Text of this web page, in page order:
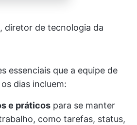
diretor de tecnologia da
essenciais que a equipe de
dias incluem:
e práticos para se manter
como tarefas, status,